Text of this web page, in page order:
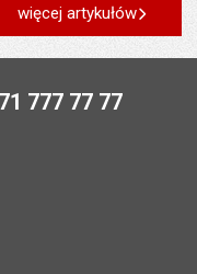
więcej artykułów
777 77 77